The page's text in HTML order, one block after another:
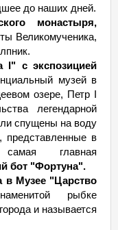
до наших дней.
монастыря,
Великомученика,
I" с экспозицией
музей в
озере, Петр I
легендарной
спущены на воду
представленные в
главная
бот "Фортуна".
в Музее "Царство
рыбке
и называется